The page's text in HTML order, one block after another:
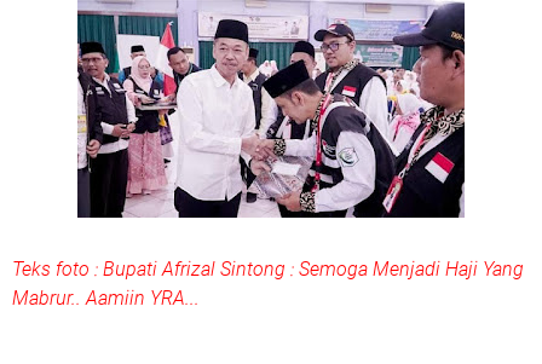
Teks foto : Bupati Afrizal Sintong : Semoga Menjadi Haji Yang
Mabrur.. Aamiin YRA...